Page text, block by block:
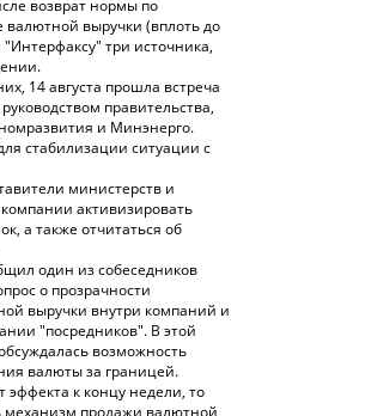
возврат нормы по
валютной выручки (вплоть до
три источника,
14 августа прошла встреча
правительства,
и Минэнерго.
стабилизации ситуации с
министерств и
активизировать
а также отчитаться об
один из собеседников
о прозрачности
выручки внутри компаний и
"посредников". В этой
возможность
валюты за границей.
эффекта к концу недели, то
механизм продажи валютной